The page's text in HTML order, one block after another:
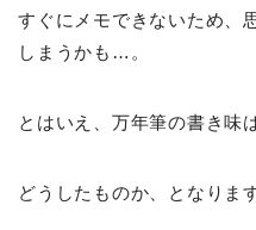
すぐにメモできないため、
しまうかも…。
とはいえ、万年筆の書き味
どうしたものか、となりま